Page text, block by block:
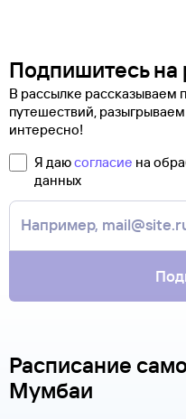
Подпишитесь на
В рассылке рассказываем
путешествий,
интересно!
Я даюсогласие на
данных
Расписание
Мумбаи